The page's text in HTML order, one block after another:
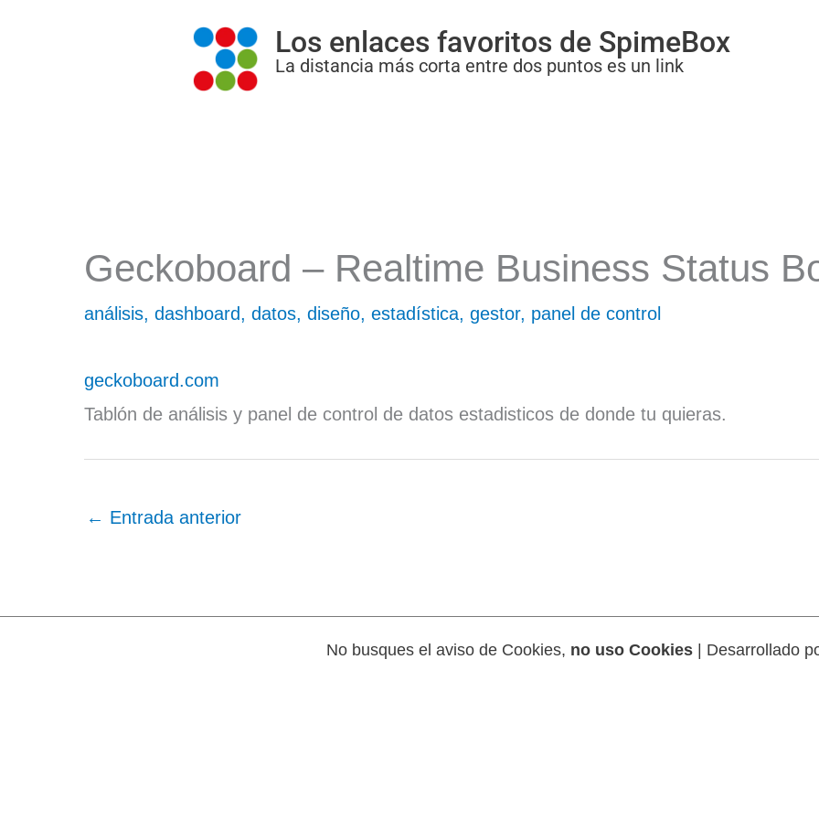
Los enlaces favoritos de SpimeBox
La distancia más corta entre dos puntos es un link
Geckoboard – Realtime Business Status
análisis, dashboard, datos, diseño, estadística, gestor, panel de control
geckoboard.com
Tablón de análisis y panel de control de datos estadisticos de donde tu quieras.
← Entrada anterior
No busques el aviso de Cookies, no uso Cookies| Desarrollado